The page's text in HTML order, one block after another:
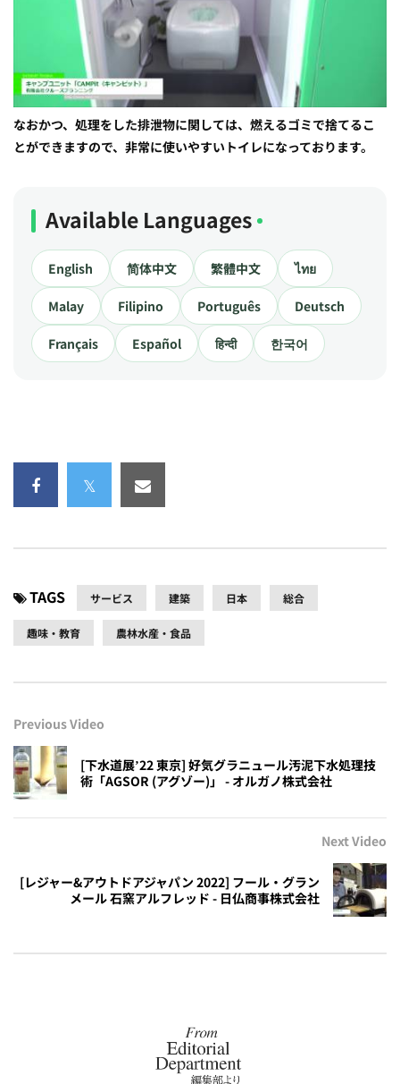
なおかつ、処理をした排泄物に関しては、燃えるゴミで捨てるこ
とができますので、非常に使いやすいトイレになっております。
Available Languages
English 简体中文 繁體中文 ไทย
Malay Filipino Português Deutsch
Français Español हिन्दी 한국어
TAGS サービス 建築 日本 総合
趣味・教育 農林水産・食品
Previous Video
[下水道展ʼ22 東京] 好気グラニュール汚泥下水処理技
術「AGSOR (アグゾー)」 - オルガノ株式会社
Next Video
[レジャー&アウトドアジャパン 2022] フール・グラン
メール 石窯アルフレッド - 日仏商事株式会社